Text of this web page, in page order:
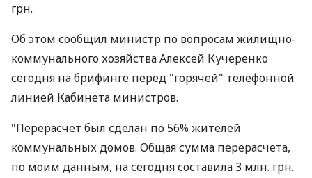
грн.
Об этом сообщил министр по вопросам жилищно-
коммунального хозяйства Алексей Кучеренко
сегодня на брифинге перед "горячей" телефонной
линией Кабинета министров.
"Перерасчет был сделан по 56% жителей
коммунальных домов. Общая сумма перерасчета,
по моим данным, на сегодня составила 3 млн. грн.